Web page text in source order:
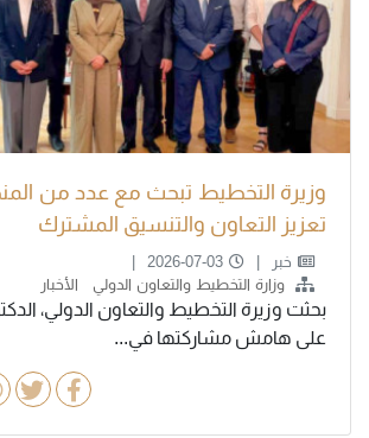
وزيرة التخطيط تبحث مع عدد من
تعزيز التعاون والتنسيق المشترك
خبر
2026-07-03
وزارة التخطيط والتعاون الدولي
الأخبار
بحثت وزيرة التخطيط والتعاون الدولي،
على هامش مشاركتها في...